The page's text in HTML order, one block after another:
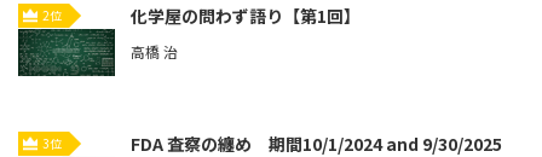
2位 化学屋の問わず語り【第1回】
高橋 治
3位 FDA 査察の纏め 期間10/1/2024 and 9/30/2025